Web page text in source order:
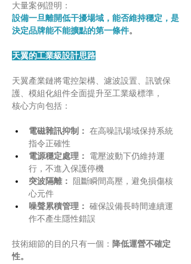
大量案例證明：
設備一旦離開低干擾場域，能否維持穩定，是
決定品牌能不能擴點的第一條件。
天翼的工業級設計思路
天翼產業鏈將電控架構、濾波設置、訊號保
護、模組化組件全面提升至工業級標準，
核心方向包括：
電磁雜訊抑制： 在高噪訊場域保持系統
指令正確性
電源穩定處理：
電壓波動下仍維持運
行，不進入保護停機
突波隔離：
阻斷瞬間高壓，避免損傷核
心元件
噪聲累積管理： 確保設備長時間連續運
作不產生隱性錯誤
技術細節的目的只有一個： 降低運營不確定
性。